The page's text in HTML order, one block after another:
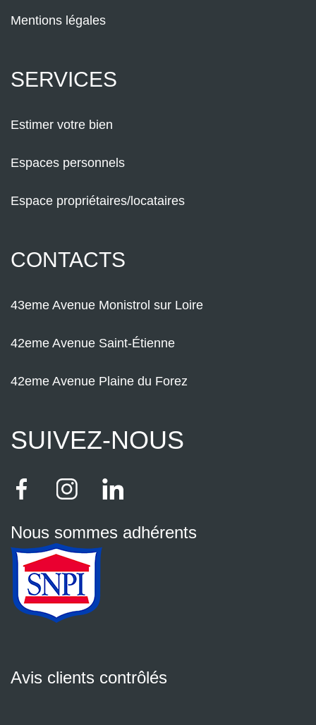
Mentions légales
SERVICES
Estimer votre bien
Espaces personnels
Espace propriétaires/locataires
CONTACTS
43eme Avenue Monistrol sur Loire
42eme Avenue Saint-Étienne
42eme Avenue Plaine du Forez
SUIVEZ-NOUS
Nous sommes adhérents
Avis clients contrôlés